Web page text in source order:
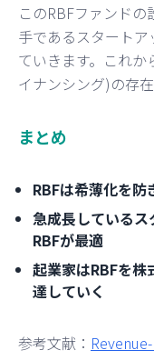
このRBFファンド
手であるスタート
ていきます。これか
イナンシング)の存
まとめ
RBFは希薄化を
急成長している
RBFが最適
起業家はRBFを株
達していく
参考文献：